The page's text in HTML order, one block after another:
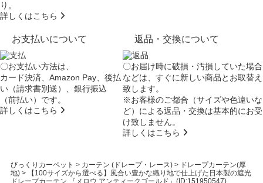
り。
詳しくはこちら
お支払いについて
〇お支払い方法は、
カード決済、Amazon Pay、後払
い（請求書別送）、銀行振込
（前払い）です。
詳しくはこちら
返品・交換について
〇お届け時に破損・汚損していた場合
などは、すぐに新しい商品とお取替え
致します。
※お客様のご都合（サイズや色違いな
ど）による返品・交換は基本的にお受
け致しません。
詳しくはこちら
びっくりカーペット > カーテン (ドレープ・レース)> ドレープカーテン(厚
地)>
【100サイズから選べる】風合い豊かな織り地で仕上げた日本製の遮光